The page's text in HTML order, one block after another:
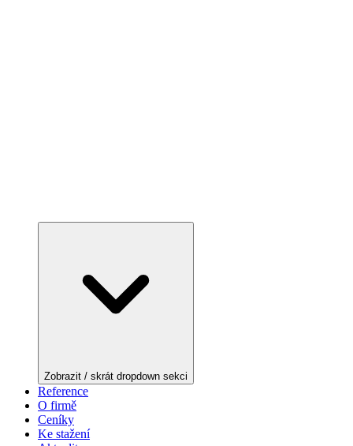
Zobrazit / skrát dropdown sekci
Reference
O firmě
Ceníky
Ke stažení